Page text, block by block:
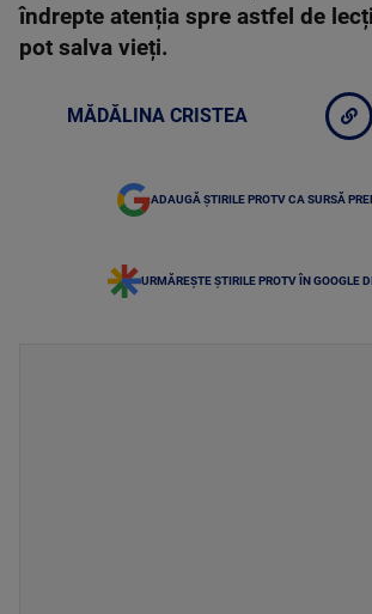
îndrepte atenția spre astfel de
pot salva vieți.
MĂDĂLINA CRISTEA
ADAUGĂ ȘTIRILE PROTV CA SURSĂ
URMĂREȘTE ȘTIRILE PROTV ÎN GOOGLE